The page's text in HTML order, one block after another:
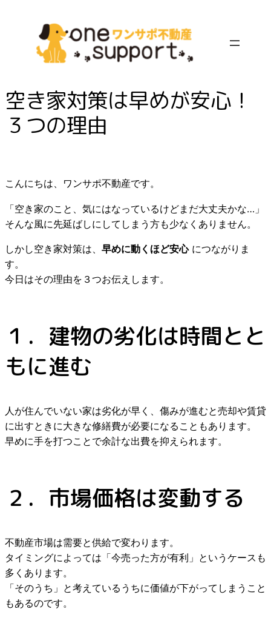
プ
空き家対策は早めが安心！
３つの理由
こんにちは、ワンサポ不動産です。
「空き家のこと、気にはなっているけどまだ大丈夫かな…」
そんな風に先延ばしにしてしまう方も少なくありません。
しかし空き家対策は、 早めに動くほど安心につながりま
す。
今日はその理由を３つお伝えします。
１．建物の劣化は時間とと
もに進む
人が住んでいない家は劣化が早く、傷みが進むと売却や賃貸
に出すときに大きな修繕費が必要になることもあります。
早めに手を打つことで余計な出費を抑えられます。
２．市場価格は変動する
不動産市場は需要と供給で変わります。
タイミングによっては「今売った方が有利」というケースも
多くあります。
「そのうち」と考えているうちに価値が下がってしまうこと
もあるのです。